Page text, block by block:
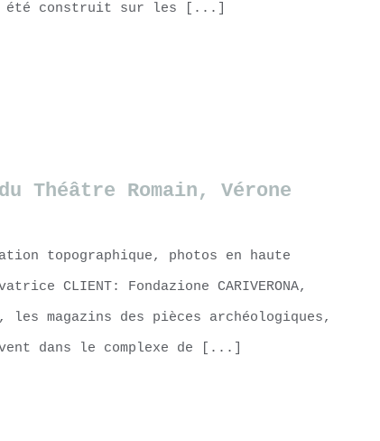
été construit sur les [...]
Théâtre Romain, Vérone
topographique, photos en haute
CLIENT: Fondazione CARIVERONA,
les magazins des pièces archéologiques,
dans le complexe de [...]